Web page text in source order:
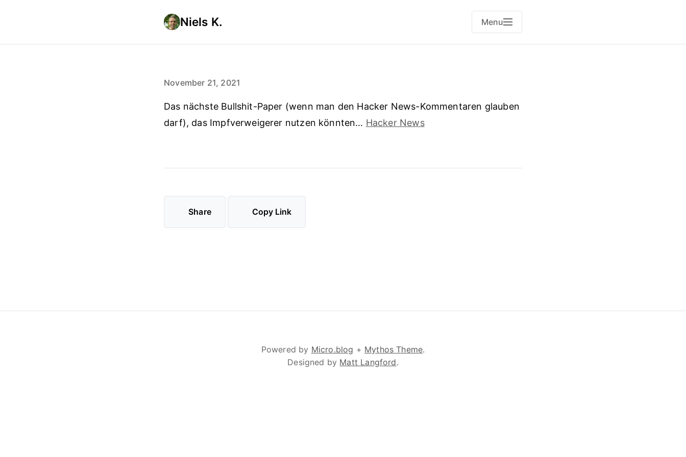
Niels K. Menu
November 21, 2021
Das nächste Bullshit-Paper (wenn man den Hacker News-Kommentaren glauben
darf), das Impfverweigerer nutzen könnten… Hacker News
Share Copy Link
Powered by Micro.blog + Mythos Theme.
Designed by Matt Langford.